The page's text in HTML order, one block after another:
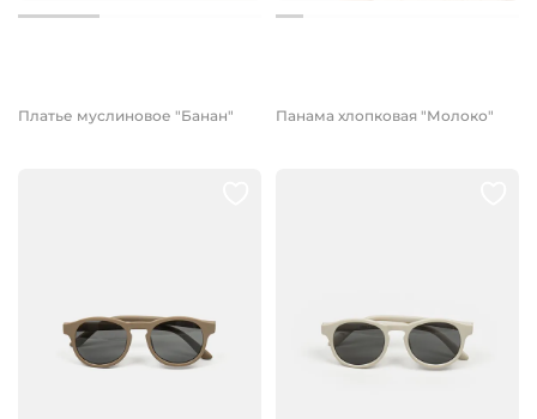
Платье муслиновое "Банан" Панама хлопковая "Молоко"